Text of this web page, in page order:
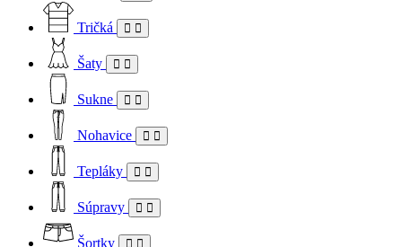
Tričká
Šaty
Sukne
Nohavice
Tepláky
Súpravy
Šortky